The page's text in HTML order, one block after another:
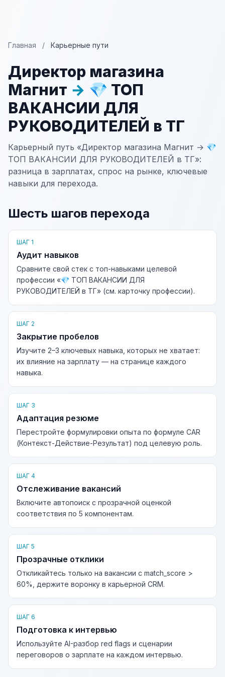
Главная / Карьерные пути
Директор магазина
Магнит → 💎 ТОП
ВАКАНСИИ ДЛЯ
РУКОВОДИТЕЛЕЙ в ТГ
Карьерный путь «Директор магазина Магнит → 💎
ТОП ВАКАНСИИ ДЛЯ РУКОВОДИТЕЛЕЙ в ТГ»:
разница в зарплатах, спрос на рынке, ключевые
навыки для перехода.
Шесть шагов перехода
ШАГ 1
Аудит навыков
Сравните свой стек с топ-навыками целевой
профессии «💎 ТОП ВАКАНСИИ ДЛЯ
РУКОВОДИТЕЛЕЙ в ТГ» (см. карточку профессии).
ШАГ 2
Закрытие пробелов
Изучите 2–3 ключевых навыка, которых не хватает:
их влияние на зарплату — на странице каждого
навыка.
ШАГ 3
Адаптация резюме
Перестройте формулировки опыта по формуле CAR
(Контекст-Действие-Результат) под целевую роль.
ШАГ 4
Отслеживание вакансий
Включите автопоиск с прозрачной оценкой
соответствия по 5 компонентам.
ШАГ 5
Прозрачные отклики
Откликайтесь только на вакансии с match_score >
60%, держите воронку в карьерной CRM.
ШАГ 6
Подготовка к интервью
Используйте AI-разбор red flags и сценарии
переговоров о зарплате на каждом интервью.